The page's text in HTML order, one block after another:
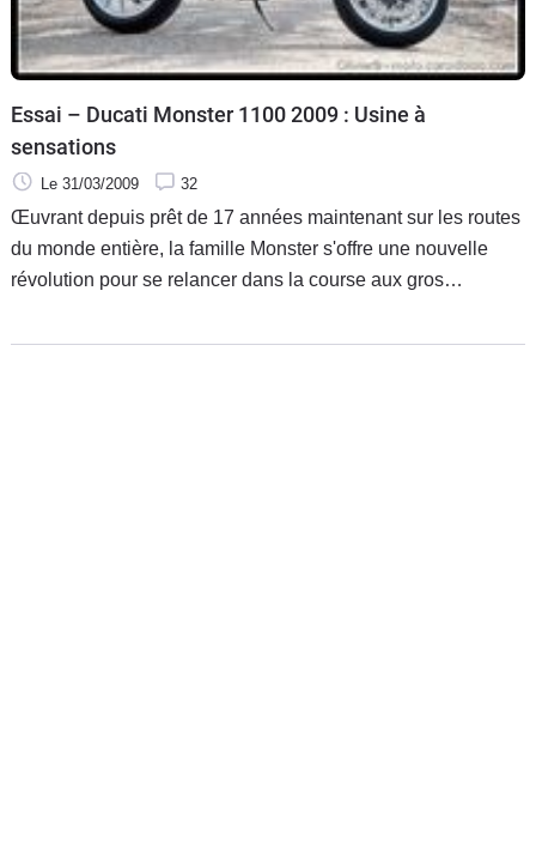
Essai – Ducati Monster 1100 2009 : Usine à
sensations
Le 31/03/2009 32
Œuvrant depuis prêt de 17 années maintenant sur les routes
du monde entière, la famille Monster s'offre une nouvelle
révolution pour se relancer dans la course aux gros
1050, la KTM Super Duke et la Honda CB1000 R en ligne